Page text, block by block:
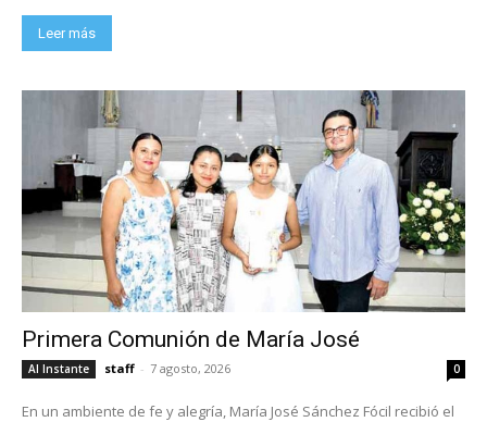
Leer más
Primera Comunión de María José
Al Instante staff - 7 agosto, 2026 0
En un ambiente de fe y alegría, María José Sánchez Fócil recibió el